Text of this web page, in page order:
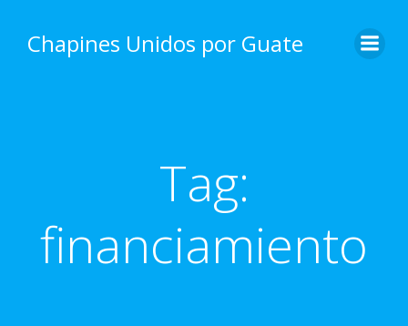
content
Chapines Unidos por Guate
Tag:
financiamiento